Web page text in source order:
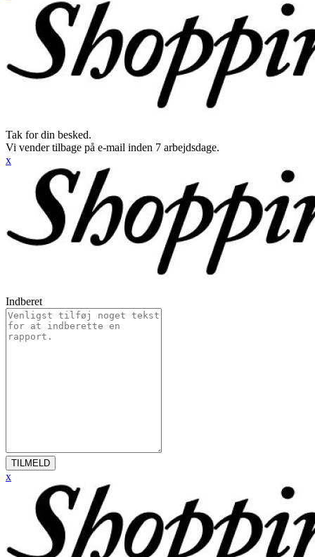
Tak for din besked.
Vi vender tilbage på e-mail inden 7 arbejdsdage.
x
Indberet
TILMELD
x